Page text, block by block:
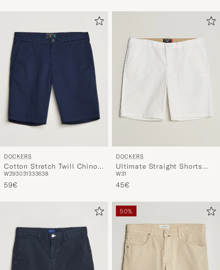
DOCKERS
Cotton Stretch Twill Chino
Shorts Navy Blazer
W293031333638
59€
DOCKERS
Ultimate Straight Shorts
Paper White
W31
45€
50%